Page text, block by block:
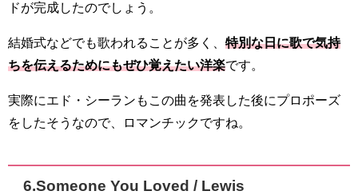
ドが完成したのでしょう。
結婚式などでも歌われることが多く、 特別な日に歌で気持
ちを伝えるためにもぜひ覚えたい洋楽です。
実際にエド・シーランもこの曲を発表した後にプロポーズ
をしたそうなので、ロマンチックですね。
6.Someone You Loved / Lewis